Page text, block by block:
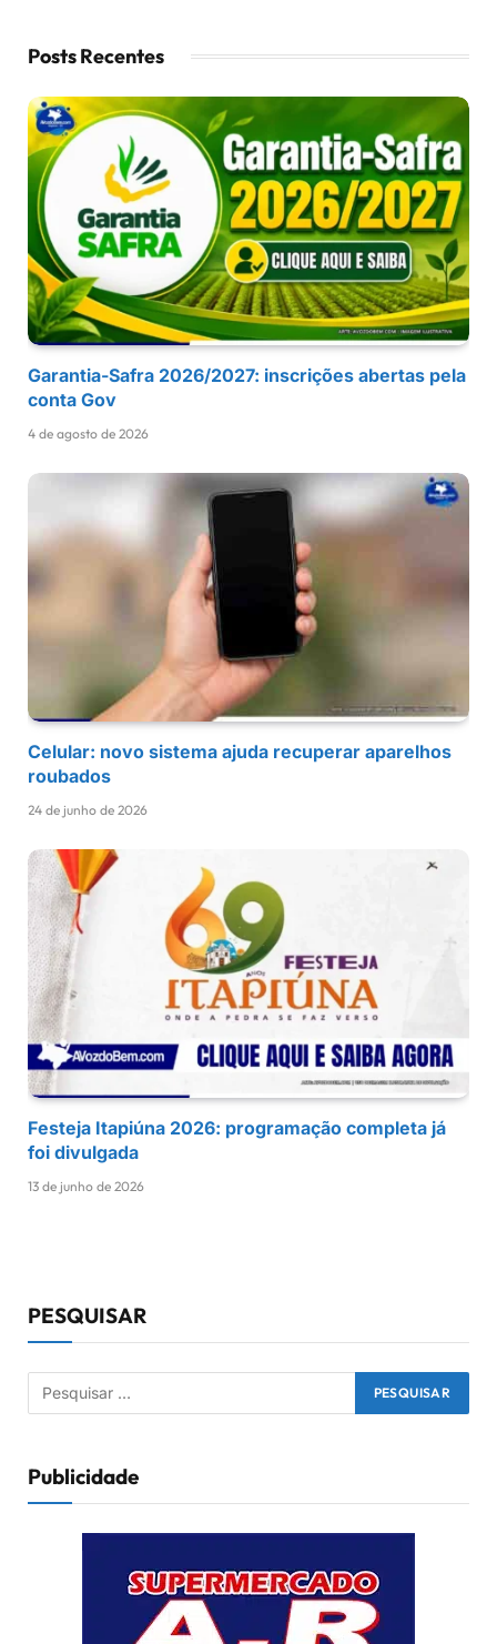
Posts Recentes
Garantia-Safra 2026/2027: inscrições abertas pela
conta Gov
4 de agosto de 2026
Celular: novo sistema ajuda recuperar aparelhos
roubados
24 de junho de 2026
Festeja Itapiúna 2026: programação completa já
foi divulgada
13 de junho de 2026
PESQUISAR
Publicidade